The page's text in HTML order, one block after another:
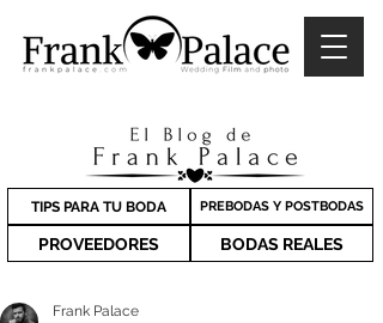
TIPS PARA TU BODA PREBODAS Y POSTBODAS
PROVEEDORES BODAS REALES
Frank Palace